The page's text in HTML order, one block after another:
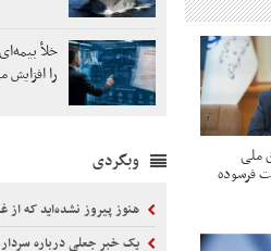
ملی
فرسوده
خلأ
را
وبگردی
هنوز پیروز نشده‌اید که از
یک خبر جعلی درباره